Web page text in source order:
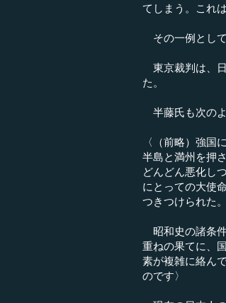
てしまう。これ
その一例とし
東京裁判は、
た。
半藤氏も次の
〈（前略）強国
半島と満州を押
どんどん悪化し
にとっての大使
つきつけられた
昭和史の諸条
重ねの果てに、
素が複雑に絡ん
のです〉